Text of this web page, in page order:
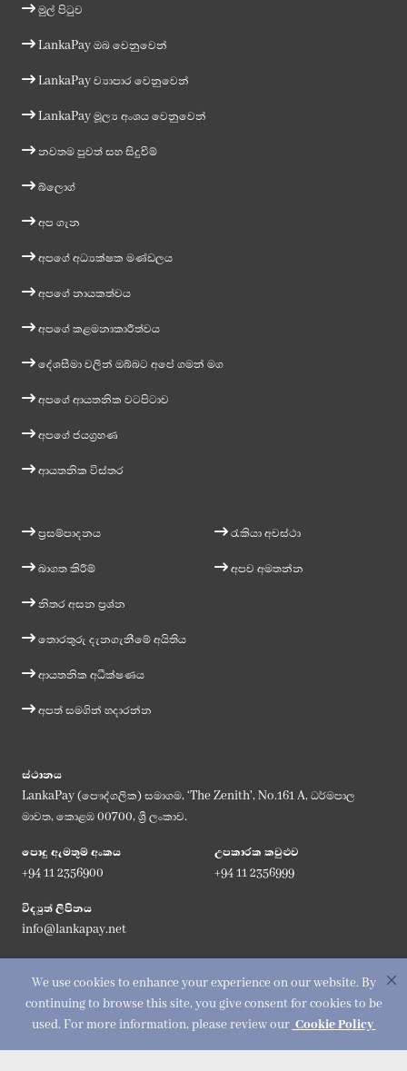
We use cookies to enhance your experience on our website. By
continuing to browse this site, you give consent for cookies to be
used. For more information, please review our Cookie Policy
මුල් පිටුව
LankaPay ඔබ වෙනුවෙන්
LankaPay ව්‍යාපාර වෙනුවෙන්
LankaPay මූල්‍ය අංශය වෙනුවෙන්
නවතම පුවත් සහ සිදුවීම්
බ්ලොග්
අප ගැන
අපගේ අධ්‍යක්ෂක මණ්ඩලය
අපගේ නායකත්වය
අපගේ කළමනාකාරීත්වය
දේශසීමා වලින් ඔබ්බට අපේ ගමන් මග
අපගේ ආයතනික වටපිටාව
අපගේ ජයග්‍රහණ
ආයතනික විස්තර
ප්‍රසම්පාදනය
බාගත කිරීම්
නිතර අසන ප්‍රශ්න
තොරතුරු දැනගැනීමේ අයිතිය
ආයතනික අධීක්ෂණය
අපත් සමගින් හදාරන්න
රැකියා අවස්ථා
අපව අමතන්න
ස්ථානය
LankaPay (පෞද්ගලික) සමාගම, ‘The Zenith', No.161 A, ධර්මපාල
මාවත, කොළඹ 00700, ශ්‍රී ලංකාව.
පොදු ඇමතුම් අංකය
+94 11 2356900
උපකාරක කවුළුව
+94 11 2356999
විද්‍යුත් ලිපිනය
info@lankapay.net
අප සමග එක්වන්න :